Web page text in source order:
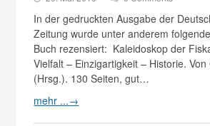
In der gedruckten Ausgabe der
Zeitung wurde unter anderem
Buch rezensiert: Kaleidoskop der
Vielfalt – Einzigartigkeit – Historie.
(Hrsg.). 130 Seiten, gut…
mehr ...→